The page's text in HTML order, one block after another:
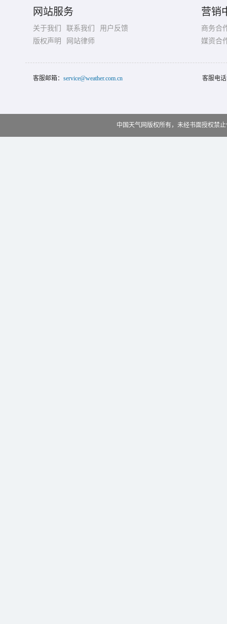
网站服务
关于我们 联系我们
用户反馈
版权声明
网站律师
营销
商务合
媒资合
客服邮箱： service@weather.com.cn 客服电
中国天气网版权所有，未经书面授权